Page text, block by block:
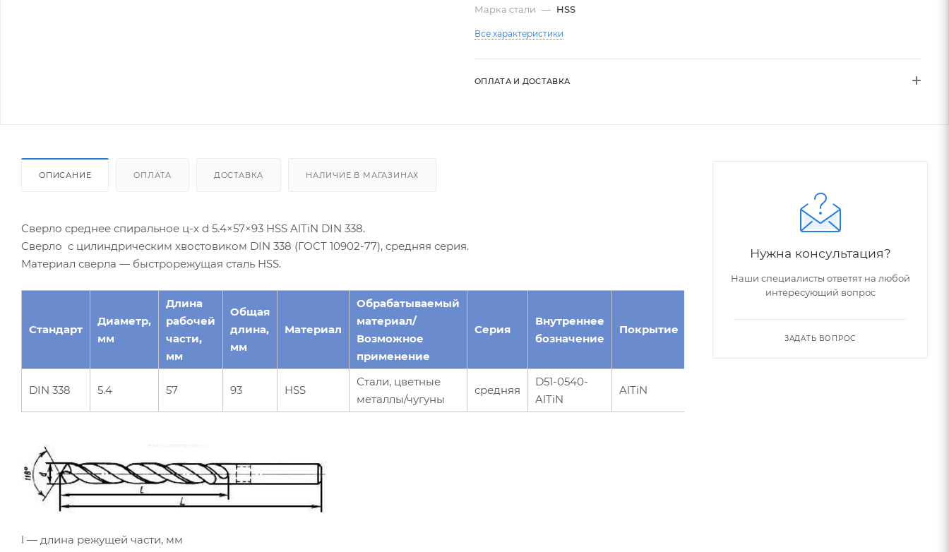
Марка стали — HSS
Все характеристики
ОПЛАТА И ДОСТАВКА
ОПИСАНИЕ ОПЛАТА ДОСТАВКА НАЛИЧИЕ В МАГАЗИНАХ
Сверло среднее спиральное ц-х d 5.4×57×93 HSS AlTiN DIN 338.
Сверло с цилиндрическим хвостовиком DIN 338 (ГОСТ 10902-77), средняя серия.
Материал сверла — быстрорежущая сталь HSS.
Стандарт
Диаметр,
мм
Длина
рабочей
части,
мм
Общая
длина,
мм
Материал
Обрабатываемый
материал/
Возможное
применение
Серия
Внутреннее
бозначение
Покрытие
DIN 338 5.4 57 93 HSS
Стали, цветные
металлы/чугуны
средняя
D51-0540-
AlTiN
AlTiN
l — длина режущей части, мм
Нужна консультация?
Наши специалисты ответят на любой
интересующий вопрос
ЗАДАТЬ ВОПРОС